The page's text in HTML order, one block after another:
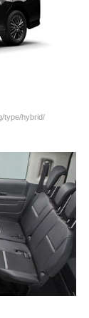
type/hybrid/